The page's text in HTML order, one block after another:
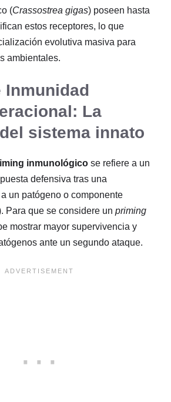
(Crassostrea gigas) poseen hasta
estos receptores, lo que
evolutiva masiva para
ambientales.
Inmunidad
La
sistema innato
inmunológico se refiere a un
defensiva tras una
un patógeno o componente
. Para que se considere un priming
mostrar mayor supervivencia y
ante un segundo ataque.